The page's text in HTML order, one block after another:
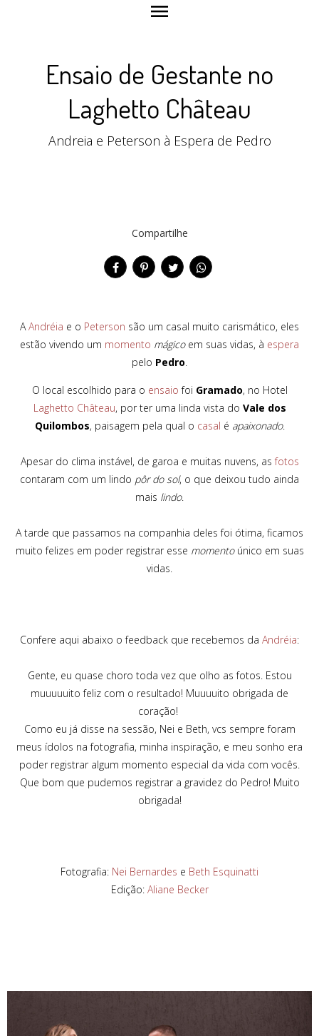
menu
Ensaio de Gestante no
Laghetto Château
Andreia e Peterson à Espera de Pedro
Compartilhe
AAndréia e o Peterson são um casal muito carismático, eles
estão vivendo um momento mágicoem suas vidas, à espera
pelo Pedro.
O local escolhido para o ensaio foi Gramado, no Hotel
Laghetto Château, por ter uma linda vista do Vale dos
Quilombos, paisagem pela qual o casal é apaixonado.
Apesar do clima instável, de garoa e muitas nuvens, asfotos
contaram com um lindo pôr do sol, o que deixou tudo ainda
mais lindo.
A tarde que passamos na companhia deles foi ótima, ficamos
muito felizes em poder registrar esse momentoúnico em suas
vidas.
Confere aqui abaixo o feedback que recebemos da Andréia:
Gente, eu quase choro toda vez que olho as fotos. Estou
muuuuuito feliz com o resultado! Muuuuito obrigada de
coração!
Como eu já disse na sessão, Nei e Beth, vcs sempre foram
meus ídolos na fotografia, minha inspiração, e meu sonho era
poder registrar algum momento especial da vida com vocês.
Que bom que pudemos registrar a gravidez do Pedro! Muito
obrigada!
Fotografia: Nei Bernardes e Beth Esquinatti
Edição: Aliane Becker